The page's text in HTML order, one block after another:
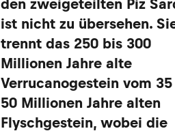
den zweigeteilten Piz
ist nicht zu übersehen.
trennt das 250 bis 300
Millionen Jahre alte
Verrucanogestein vom
50 Millionen Jahre alten
Flyschgestein, wobei die